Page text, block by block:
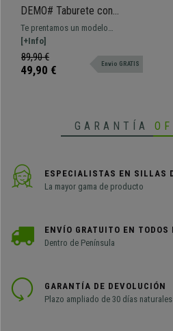
DEMO# Taburete con
ruedas DISC PLUS, Gran
acolchado, Giratorio, muy
económico, en Negro
Te prentamos un modelo
totalmente flexible y adaptable, se
trata del práctico taburete/Silla
juvenil DISC PLUS, un taburete
[+Info]
89,90 €
49,90 € Envio GRATIS
GARANTÍA
ESPECIALISTAS EN SILLAS
La mayor gama de producto
ENVÍO GRATUITO EN TODOS
Dentro de Península
GARANTÍA DE DEVOLUCIÓN
Plazo ampliado de 30 días naturales